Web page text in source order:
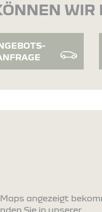
WIR
angezeigt
Sie in unserer